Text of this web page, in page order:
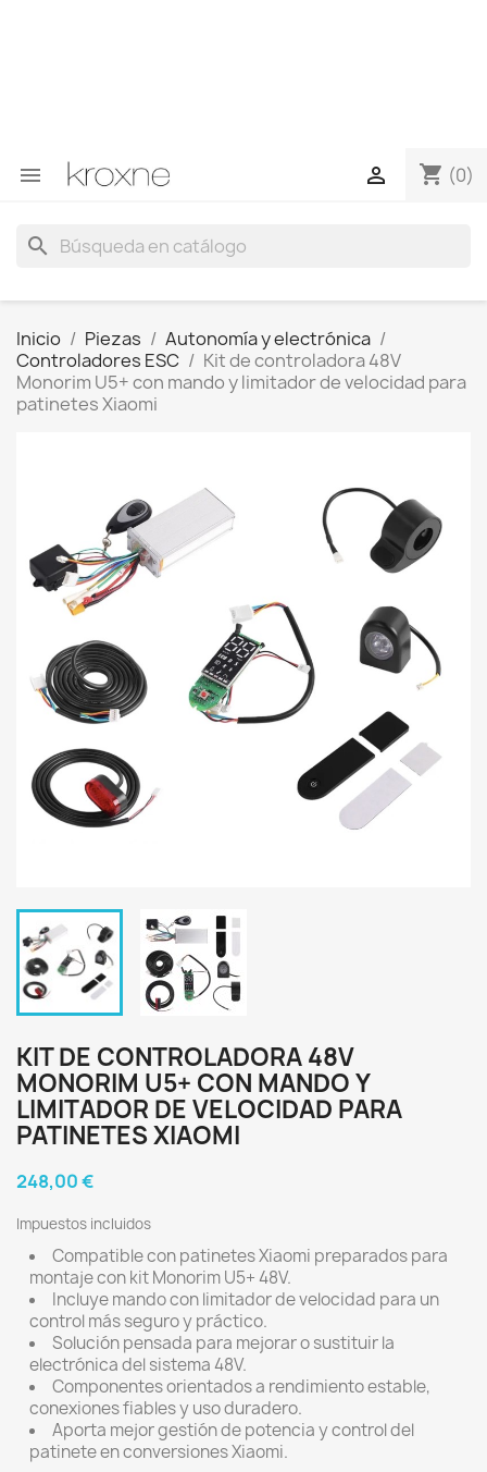
 shopping_cart (0)

search
Inicio Piezas
Autonomía y electrónica
Controladores ESC
Kit de controladora 48V
Monorim U5+ con mando y limitador de velocidad para
patinetes Xiaomi
KIT DE CONTROLADORA 48V
MONORIM U5+ CON MANDO Y
LIMITADOR DE VELOCIDAD PARA
PATINETES XIAOMI
248,00 €
Impuestos incluidos
Compatible con patinetes Xiaomi preparados para
montaje con kit Monorim U5+ 48V.
Incluye mando con limitador de velocidad para un
control más seguro y práctico.
Solución pensada para mejorar o sustituir la
electrónica del sistema 48V.
Componentes orientados a rendimiento estable,
conexiones fiables y uso duradero.
Aporta mejor gestión de potencia y control del
patinete en conversiones Xiaomi.